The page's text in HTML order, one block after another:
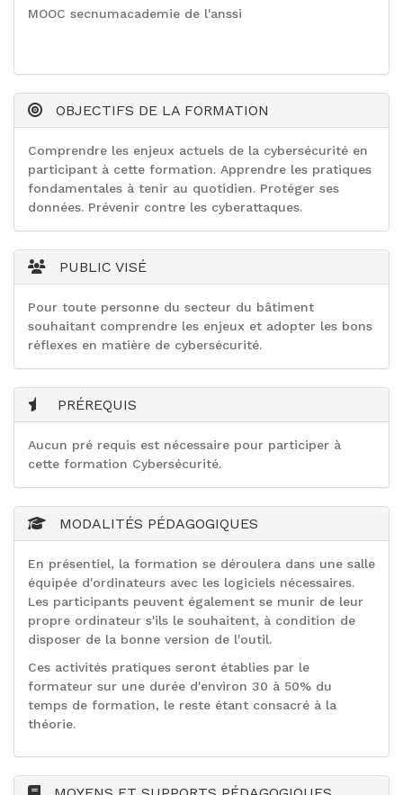
MOOC secnumacademie de l'anssi
OBJECTIFS DE LA FORMATION
Comprendre les enjeux actuels de la cybersécurité en
participant à cette formation. Apprendre les pratiques
fondamentales à tenir au quotidien. Protéger ses
données. Prévenir contre les cyberattaques.
PUBLIC VISÉ
Pour toute personne du secteur du bâtiment
souhaitant comprendre les enjeux et adopter les bons
réflexes en matière de cybersécurité.
PRÉREQUIS
Aucun pré requis est nécessaire pour participer à
cette formation Cybersécurité.
MODALITÉS PÉDAGOGIQUES
En présentiel, la formation se déroulera dans une salle
équipée d'ordinateurs avec les logiciels nécessaires.
Les participants peuvent également se munir de leur
propre ordinateur s'ils le souhaitent, à condition de
disposer de la bonne version de l'outil.
Ces activités pratiques seront établies par le
formateur sur une durée d'environ 30 à 50% du
temps de formation, le reste étant consacré à la
théorie.